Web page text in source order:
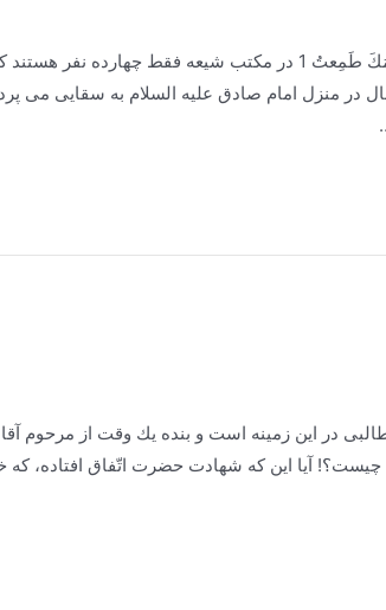
توضیحاتفقره دعا: اِذَا رَأيتُ مَولاي ذُنُوبِي فَزِعتُ، وَ اِذَا رَأيتُ كَرَمَكَ طَمِعتُ 1 در مکتب شیعه فقط چهارده نفر
بسطامی شش سال در منزل امام صادق علیه السلام به سقایی می
در این زمینه است و بنده یك وقت از مرحوم
آیا این كه شهادت حضرت اتّفاق افتاده، كه